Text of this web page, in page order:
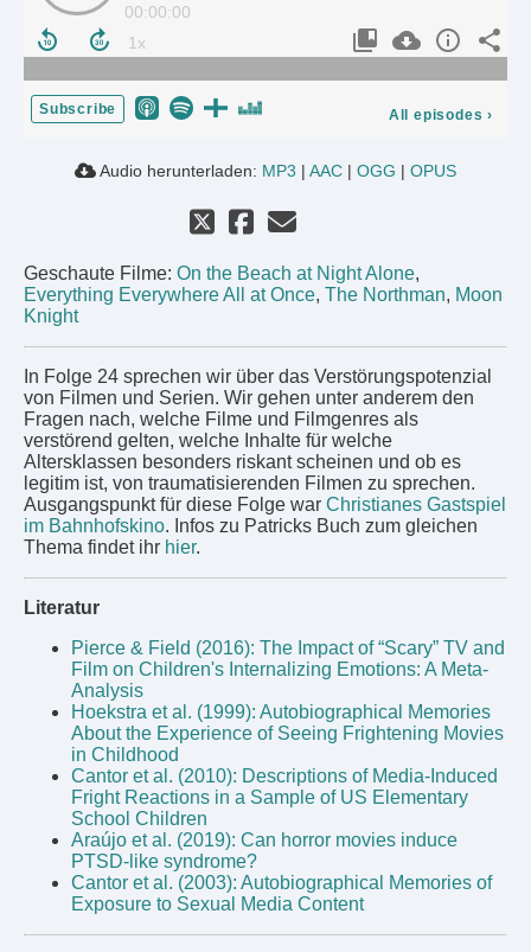
00:00:00
Subscribe All episodes ›
Audio herunterladen: MP3 | AAC | OGG | OPUS
Geschaute Filme: On the Beach at Night Alone,
Everything Everywhere All at Once, The Northman, Moon
Knight
In Folge 24 sprechen wir über das Verstörungspotenzial
von Filmen und Serien. Wir gehen unter anderem den
Fragen nach, welche Filme und Filmgenres als
verstörend gelten, welche Inhalte für welche
Altersklassen besonders riskant scheinen und ob es
legitim ist, von traumatisierenden Filmen zu sprechen.
Ausgangspunkt für diese Folge war Christianes Gastspiel
im Bahnhofskino. Infos zu Patricks Buch zum gleichen
Thema findet ihr hier.
Literatur
Pierce & Field (2016): The Impact of “Scary” TV and
Film on Children's Internalizing Emotions: A Meta-
Analysis
Hoekstra et al. (1999): Autobiographical Memories
About the Experience of Seeing Frightening Movies
in Childhood
Cantor et al. (2010): Descriptions of Media-Induced
Fright Reactions in a Sample of US Elementary
School Children
Araújo et al. (2019): Can horror movies induce
PTSD-like syndrome?
Cantor et al. (2003): Autobiographical Memories of
Exposure to Sexual Media Content